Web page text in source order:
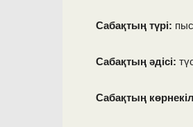
Сабақтың түрі:
Сабақтың әдісі:
Сабақтың